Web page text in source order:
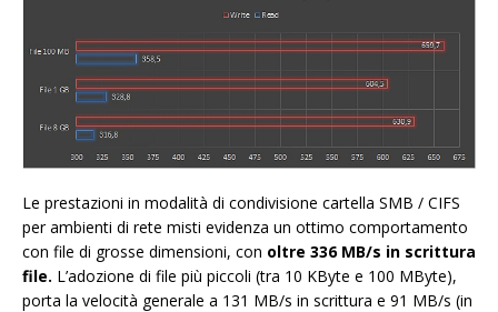
Le prestazioni in modalità di condivisione cartella SMB / CIFS
per ambienti di rete misti evidenza un ottimo comportamento
con file di grosse dimensioni, con oltre 336 MB/s in scrittura
file. L’adozione di file più piccoli (tra 10 KByte e 100 MByte),
porta la velocità generale a 131 MB/s in scrittura e 91 MB/s (in